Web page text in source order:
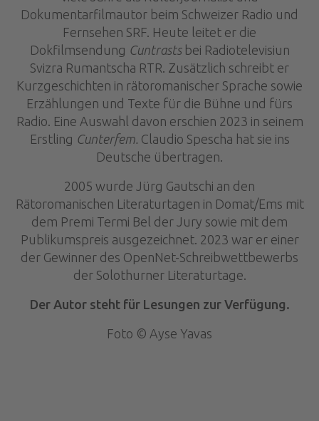
Dokumentarfilmautor beim Schweizer Radio und
Fernsehen SRF. Heute leitet er die
Dokfilmsendung Cuntrasts bei Radiotelevisiun
Svizra Rumantscha RTR. Zusätzlich schreibt er
Kurzgeschichten in rätoromanischer Sprache sowie
Erzählungen und Texte für die Bühne und fürs
Radio. Eine Auswahl davon erschien 2023 in seinem
Erstling Cunterfem. Claudio Spescha hat sie ins
Deutsche übertragen.
2005 wurde Jürg Gautschi an den
Rätoromanischen Literaturtagen in Domat/Ems mit
dem Premi Termi Bel der Jury sowie mit dem
Publikumspreis ausgezeichnet. 2023 war er einer
der Gewinner des OpenNet-Schreibwettbewerbs
der Solothurner Literaturtage.
Der Autor steht für Lesungen zur Verfügung.
Foto © Ayse Yavas